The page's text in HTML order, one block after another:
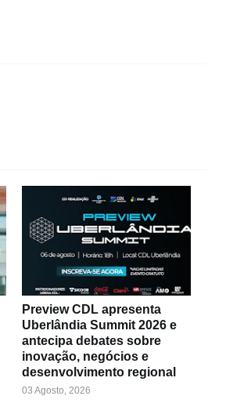
Preview CDL apresenta
Uberlândia Summit 2026 e
antecipa debates sobre
inovação, negócios e
desenvolvimento regional
03 Agosto, 2026